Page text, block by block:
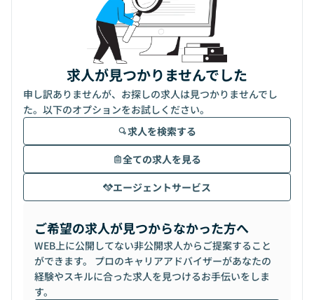
求人が見つかりませんでした
申し訳ありませんが、お探しの求人は見つかりませんでし
た。以下のオプションをお試しください。
求人を検索する
全ての求人を見る
エージェントサービス
ご希望の求人が見つからなかった方へ
WEB上に公開してない非公開求人からご提案すること
ができます。 プロのキャリアアドバイザーがあなたの
経験やスキルに合った求人を見つけるお手伝いをしま
す。